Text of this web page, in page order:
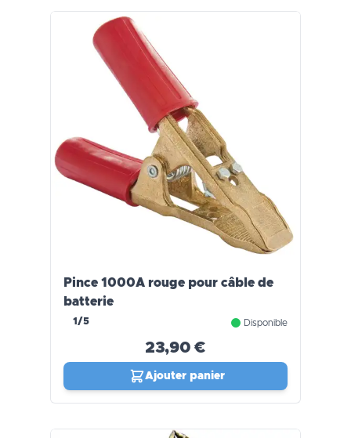
Pince 1000A rouge pour câble de
batterie
1/5 Disponible
23,90 €
Ajouter panier